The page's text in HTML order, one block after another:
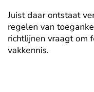
Juist daar ontstaat
regelen van
richtlijnen vraagt om
vakkennis.